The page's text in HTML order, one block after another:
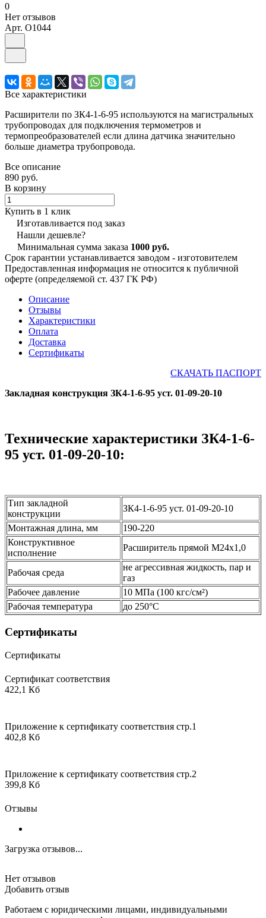
0
Нет отзывов
Арт. O1044
Все характеристики
Расширители по ЗК4-1-6-95 используются на магистральных
трубопроводах для подключения термометров и
термопреобразователей если длина датчика значительно
больше диаметра трубопровода.
Все описание
890 руб.
В корзину
Купить в 1 клик
Изготавливается под заказ
Нашли дешевле?
Минимальная сумма заказа 1000 руб.
Срок гарантии устанавливается заводом - изготовителем
Предоставленная информация не относится к публичной
оферте (определяемой ст. 437 ГК РФ)
Описание
Отзывы
Характеристики
Оплата
Доставка
Сертификаты
СКАЧАТЬ ПАСПОРТ
Закладная конструкция ЗК4-1-6-95 уст. 01-09-20-10
Технические характеристики ЗК4-1-6-
95 уст. 01-09-20-10:
Тип закладной
конструкции
ЗК4-1-6-95 уст. 01-09-20-10
Монтажная длина, мм
190-220
Конструктивное
исполнение
Расширитель прямой М24х1,0
Рабочая среда
не агрессивная жидкость, пар и
газ
Рабочее давление
10 МПа (100 кгс/см²)
Рабочая температура
до 250°С
Сертификаты
Сертификаты
Сертификат соответствия
422,1 Кб
Приложение к сертификату соответствия стр.1
402,8 Кб
Приложение к сертификату соответствия стр.2
399,8 Кб
Отзывы
Загрузка отзывов...
Нет отзывов
Добавить отзыв
Работаем с юридическими лицами, индивидуальными